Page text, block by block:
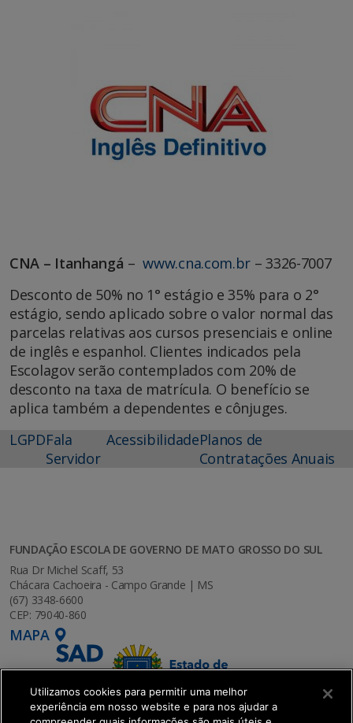
CNA – Itanhangá –www.cna.com.br – 3326-7007
Desconto de 50% no 1° estágio e 35% para o 2°
estágio, sendo aplicado sobre o valor normal das
parcelas relativas aos cursos presenciais e online
de inglês e espanhol. Clientes indicados pela
Escolagov serão contemplados com 20% de
desconto na taxa de matrícula. O benefício se
aplica também a dependentes e cônjuges.
LGPDFala
Servidor
AcessibilidadePlanos de
Contratações Anuais
FUNDAÇÃO ESCOLA DE GOVERNO DE MATO GROSSO DO SUL
Rua Dr Michel Scaff, 53
Chácara Cachoeira - Campo Grande | MS
(67) 3348-6600
CEP: 79040-860
MAPA
Utilizamos cookies para permitir uma melhor
experiência em nosso website e para nos ajudar a